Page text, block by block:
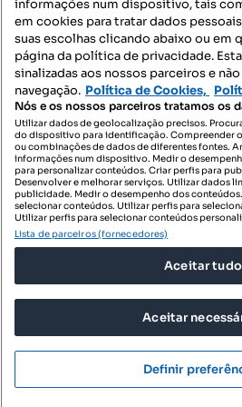
Mensagens
Ligar
Contacte-nos
SIGA-NOS:
DESCARREGAR
© 2026 Imovirtual.com, OLX
POLÍTICA DE
informações num dispositivo, tais
em cookies para tratar dados
suas escolhas clicando abaixo ou em
página da política de privacidade.
sinalizadas aos nossos parceiros e
navegação. Política de Cookies,
Nós e os nossos parceiros tratamos os
Utilizar dados de geolocalização precisos.
do dispositivo para identificação. Compreender
ou combinações de dados de diferentes fontes.
informações num dispositivo. Medir o
para personalizar conteúdos. Criar perfis para
Desenvolver e melhorar serviços. Utilizar dados
publicidade. Medir o desempenho dos
selecionar conteúdos. Utilizar perfis para
Utilizar perfis para selecionar conteúdos
Lista de parceiros (fornecedores)
Aceitar tudo
Aceitar
Definir